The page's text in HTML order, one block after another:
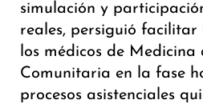
simulación y
reales, persiguió
los médicos de Medicina
Comunitaria en la fase
procesos asistenciales